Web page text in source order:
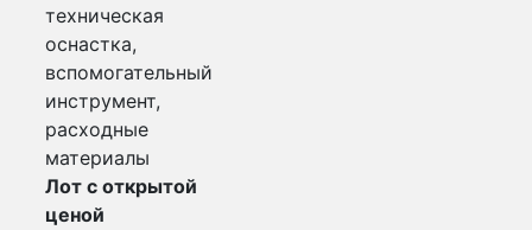
техническая
оснастка,
вспомогательный
инструмент,
расходные
материалы
Лот с открытой
ценой